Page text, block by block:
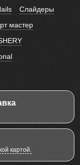
Слайдеры
мастер
картой.